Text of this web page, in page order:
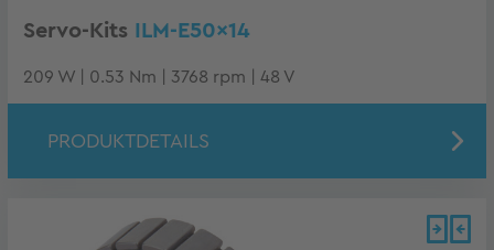
Servo-Kits ILM-E50x14
209 W | 0.53 Nm | 3768 rpm | 48 V
PRODUKTDETAILS